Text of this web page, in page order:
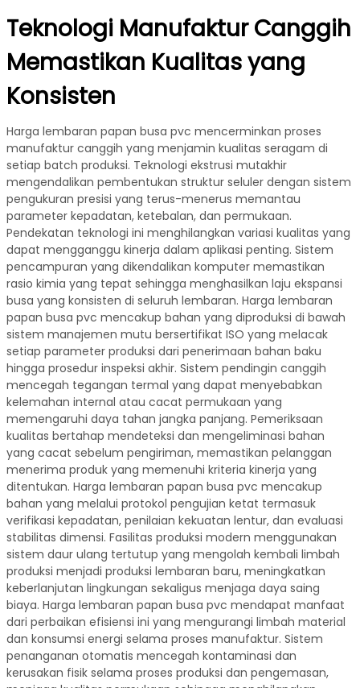
Teknologi Manufaktur Canggih
Memastikan Kualitas yang
Konsisten
Harga lembaran papan busa pvc mencerminkan proses
manufaktur canggih yang menjamin kualitas seragam di
setiap batch produksi. Teknologi ekstrusi mutakhir
mengendalikan pembentukan struktur seluler dengan sistem
pengukuran presisi yang terus-menerus memantau
parameter kepadatan, ketebalan, dan permukaan.
Pendekatan teknologi ini menghilangkan variasi kualitas yang
dapat mengganggu kinerja dalam aplikasi penting. Sistem
pencampuran yang dikendalikan komputer memastikan
rasio kimia yang tepat sehingga menghasilkan laju ekspansi
busa yang konsisten di seluruh lembaran. Harga lembaran
papan busa pvc mencakup bahan yang diproduksi di bawah
sistem manajemen mutu bersertifikat ISO yang melacak
setiap parameter produksi dari penerimaan bahan baku
hingga prosedur inspeksi akhir. Sistem pendingin canggih
mencegah tegangan termal yang dapat menyebabkan
kelemahan internal atau cacat permukaan yang
memengaruhi daya tahan jangka panjang. Pemeriksaan
kualitas bertahap mendeteksi dan mengeliminasi bahan
yang cacat sebelum pengiriman, memastikan pelanggan
menerima produk yang memenuhi kriteria kinerja yang
ditentukan. Harga lembaran papan busa pvc mencakup
bahan yang melalui protokol pengujian ketat termasuk
verifikasi kepadatan, penilaian kekuatan lentur, dan evaluasi
stabilitas dimensi. Fasilitas produksi modern menggunakan
sistem daur ulang tertutup yang mengolah kembali limbah
produksi menjadi produksi lembaran baru, meningkatkan
keberlanjutan lingkungan sekaligus menjaga daya saing
biaya. Harga lembaran papan busa pvc mendapat manfaat
dari perbaikan efisiensi ini yang mengurangi limbah material
dan konsumsi energi selama proses manufaktur. Sistem
penanganan otomatis mencegah kontaminasi dan
kerusakan fisik selama proses produksi dan pengemasan,